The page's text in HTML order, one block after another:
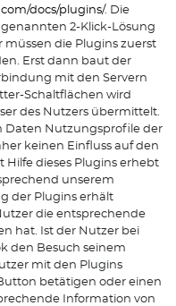
docs/plugins/. Die
2-Klick-Lösung
die Plugins zuerst
Erst dann baut der
mit den Servern
Schaltflächen wird
des Nutzers übermittelt.
Daten Nutzungsprofile der
keinen Einfluss auf den
Hilfe dieses Plugins erhebt
unserem
der Plugins erhält
die entsprechende
hat. Ist der Nutzer bei
den Besuch seinem
mit den Plugins
betätigen oder einen
Information von